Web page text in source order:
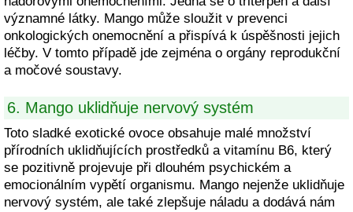
významné látky. Mango může sloužit v prevenci
onkologických onemocnění a přispívá k úspěšnosti jejich
léčby. V tomto případě jde zejména o orgány reprodukční
a močové soustavy.
6. Mango uklidňuje nervový systém
Toto sladké exotické ovoce obsahuje malé množství
přírodních uklidňujících prostředků a vitamínu B6, který
se pozitivně projevuje při dlouhém psychickém a
emocionálním vypětí organismu. Mango nejenže uklidňuje
nervový systém, ale také zlepšuje náladu a dodává nám